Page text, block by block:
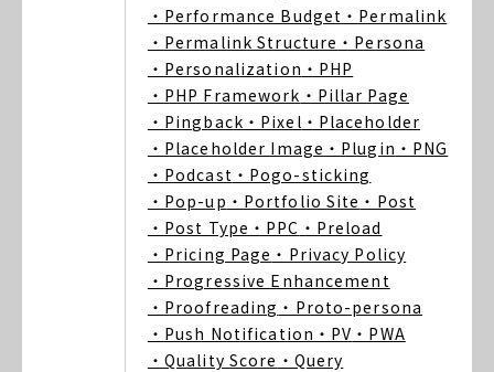
・Performance Budget ・Permalink
・Permalink Structure ・Persona
・Personalization ・PHP
・PHP Framework ・Pillar Page
・Pingback ・Pixel ・Placeholder
・Placeholder Image ・Plugin ・PNG
・Podcast ・Pogo-sticking
・Pop-up ・Portfolio Site ・Post
・Post Type ・PPC ・Preload
・Pricing Page ・Privacy Policy
・Progressive Enhancement
・Proofreading ・Proto-persona
・Push Notification ・PV ・PWA
・Quality Score ・Query